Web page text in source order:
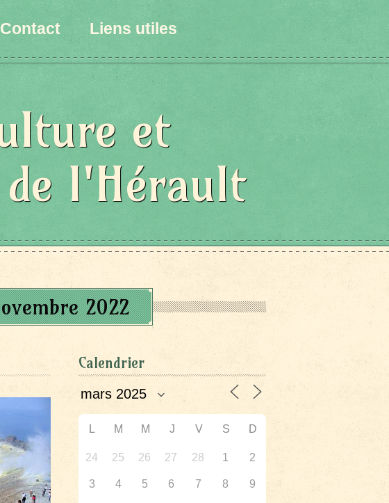
Contact Liens utiles
et
l'Hérault
2022
Calendrier
L M M J V S D
24 25 26 27 28 1 2
3 4 5 6 7 8 9